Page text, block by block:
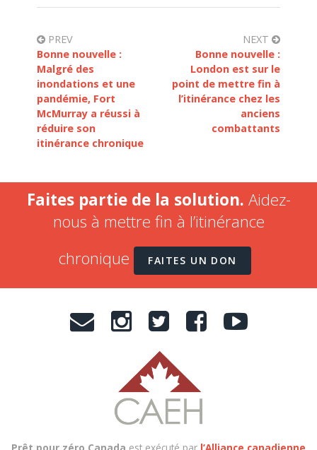
PREV
Bonne nouvelle :
Malgré des
inondations et une
pandémie, Fort
McMurray a réussi à
réduire son
itinérance chronique
NEXT
Bonne nouvelle :
London est sur le
point de mettre fin à
l’itinérance chez les
anciens
combattants
Faites partie de la solution. Aidez-
nous à mettre fin à l’itinérance
chronique
FAITES UN DON